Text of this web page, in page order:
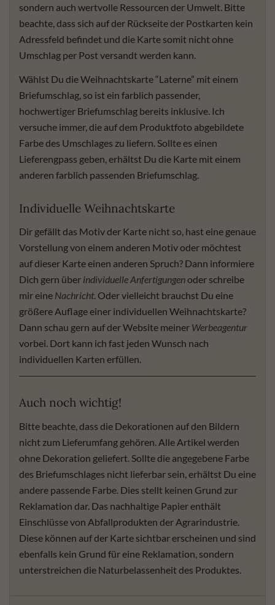
sondern auch wertvolle Ressourcen der Umwelt. Bitte
beachte, dass sich auf der Rückseite der Postkarten kein
Adressfeld befindet und die Karte somit nicht ohne
Umschlag per Post versandt werden kann.
Wählst Du die Weihnachtskarte “Laterne” mit einem
Briefumschlag, so ist ein farblich passender,
hochwertiger Briefumschlag bereits inklusive. Ich
versuche immer, die auf dem Produktfoto abgebildete
Farbe des Umschlages zu liefern. Sollte es einen
Lieferengpass geben, erhältst Du die Karte mit einem
anderen farblich passenden Briefumschlag.
Individuelle Weihnachtskarte
Dir gefällt das Motiv der Karte nicht so, hast eine genaue
Vorstellung von einem anderen Motiv oder möchtest
auf dieser Karte einen anderen Spruch? Dann informiere
Dich gern über individuelle Anfertigungenoder schreibe
mir eine Nachricht. Oder vielleicht brauchst Du eine
größere Auflage einer individuellen Weihnachtskarte?
Dann schau gern auf der Website meiner Werbeagentur
vorbei. Dort kann ich fast jeden Wunsch nach
individuellen Karten erfüllen.
Auch noch wichtig!
Bitte beachte, dass die Dekorationen auf den Bildern
nicht zum Lieferumfang gehören. Alle Artikel werden
ohne Dekoration geliefert. Sollte die angegebene Farbe
des Briefumschlages nicht lieferbar sein, erhältst Du eine
andere passende Farbe. Dies stellt keinen Grund zur
Reklamation dar. Das nachhaltige Papier enthält
Einschlüsse von Abfallprodukten der Agrarindustrie.
Diese können auf der Karte sichtbar erscheinen und sind
ebenfalls kein Grund für eine Reklamation, sondern
unterstreichen die Naturbelassenheit des Produktes.